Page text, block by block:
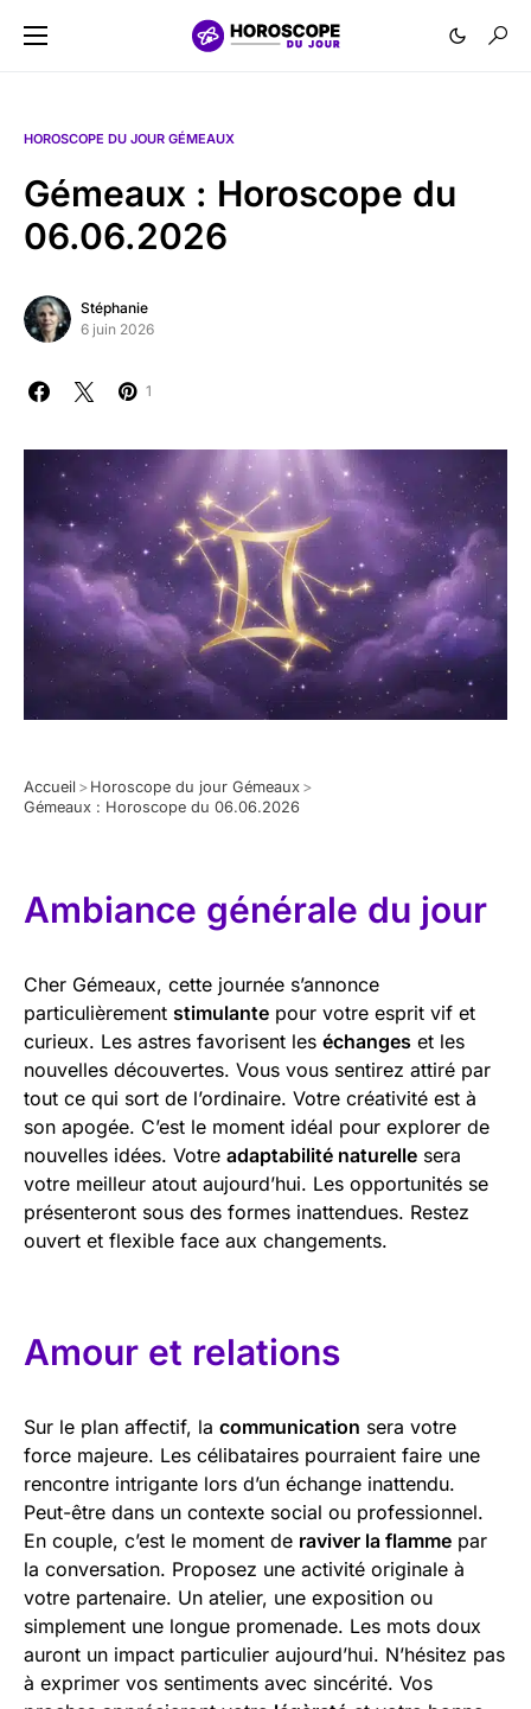
HOROSCOPE DU JOUR GÉMEAUX
Gémeaux : Horoscope du
06.06.2026
Stéphanie
6 juin 2026
1
Accueil > Horoscope du jour Gémeaux >
Gémeaux : Horoscope du 06.06.2026
Ambiance générale du jour
Cher Gémeaux, cette journée s’annonce
particulièrement stimulante pour votre esprit vif et
curieux. Les astres favorisent les échanges et les
nouvelles découvertes. Vous vous sentirez attiré par
tout ce qui sort de l’ordinaire. Votre créativité est à
son apogée. C’est le moment idéal pour explorer de
nouvelles idées. Votre adaptabilité naturelle sera
votre meilleur atout aujourd’hui. Les opportunités se
présenteront sous des formes inattendues. Restez
ouvert et flexible face aux changements.
Amour et relations
Sur le plan affectif, la communication sera votre
force majeure. Les célibataires pourraient faire une
rencontre intrigante lors d’un échange inattendu.
Peut-être dans un contexte social ou professionnel.
En couple, c’est le moment de raviver la flamme par
la conversation. Proposez une activité originale à
votre partenaire. Un atelier, une exposition ou
simplement une longue promenade. Les mots doux
auront un impact particulier aujourd’hui. N’hésitez pas
à exprimer vos sentiments avec sincérité. Vos